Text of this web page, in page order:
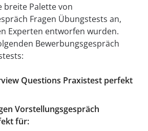
breite Palette von
Fragen Übungstests an,
Experten entworfen wurden.
Bewerbungsgespräch
Questions Praxistest perfekt
Vorstellungsgespräch
für: